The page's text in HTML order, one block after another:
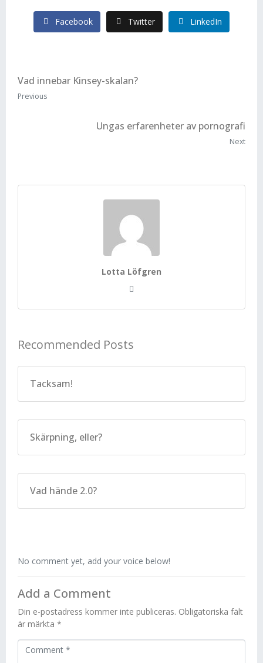
Facebook Twitter LinkedIn
Vad innebar Kinsey-skalan?
Previous
Ungas erfarenheter av pornografi
Next
Lotta Löfgren
Recommended Posts
Tacksam!
Skärpning, eller?
Vad hände 2.0?
No comment yet, add your voice below!
Add a Comment
Din e-postadress kommer inte publiceras. Obligatoriska fält
är märkta *